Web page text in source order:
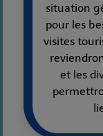
situation
pour les
visites
et les